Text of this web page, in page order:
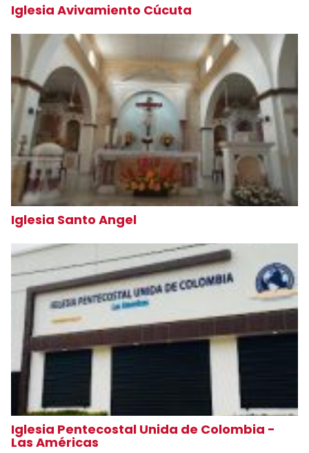
Iglesia Avivamiento Cúcuta
Iglesia Santo Angel
Iglesia Pentecostal Unida de Colombia -
Las Américas